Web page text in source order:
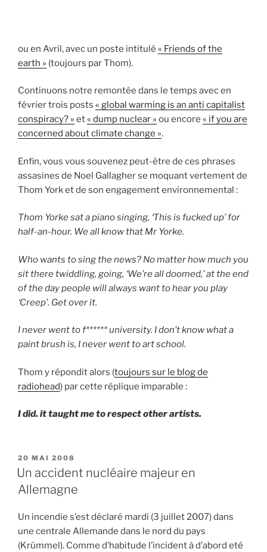
ou en Avril, avec un poste intitulé « Friends of the
earth » (toujours par Thom).
Continuons notre remontée dans le temps avec en
février trois posts « global warming is an anti capitalist
conspiracy? » et« dump nuclear » ou encore « if you are
concerned about climate change ».
Enfin, vous vous souvenez peut-être de ces phrases
assasines de Noel Gallagher se moquant vertement de
Thom York et de son engagement environnemental :
Thom Yorke sat a piano singing, ‘This is fucked up’ for
half-an-hour. We all know that Mr Yorke.
Who wants to sing the news? No matter how much you
sit there twiddling, going, ‘We’re all doomed,’ at the end
of the day people will always want to hear you play
‘Creep’. Get over it.
I never went to f****** university. I don’t know what a
paint brush is, I never went to art school.
Thom y répondit alors (toujours sur le blog de
radiohead) par cette réplique imparable :
I did. it taught me to respect other artists.
PUBLIÉ
LE
20 MAI 2008
Un accident nucléaire majeur en
Allemagne
Un incendie s’est déclaré mardi (3 juillet 2007) dans
une centrale Allemande dans le nord du pays
(Krümmel). Comme d’habitude l’incident à d’abord eté